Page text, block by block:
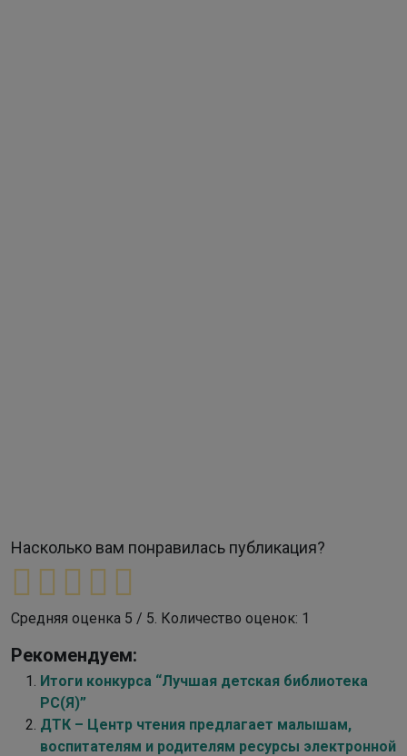
Насколько вам понравилась публикация?
Средняя оценка 5 / 5. Количество оценок: 1
Рекомендуем:
Итоги конкурса “Лучшая детская библиотека
РС(Я)”
ДТК – Центр чтения предлагает малышам,
воспитателям и родителям ресурсы электронной